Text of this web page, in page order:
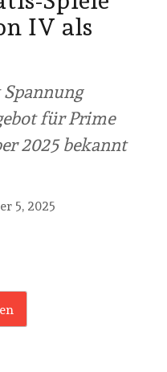
IV als
für Prime
2025 bekannt
5, 2025